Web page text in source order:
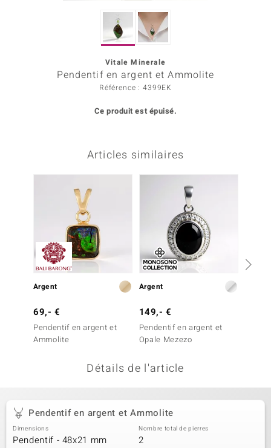
Collection
Vitale Minerale
Pendentif en argent et Ammolite
Référence : 4399EK
Ce produit est épuisé.
Articles similaires
Argent
69,- €
Pendentif en argent et
Ammolite
Argent
149,- €
Pendentif en argent et
Opale Mezezo
Détails de l'article
Pendentif en argent et Ammolite
Dimensions
Pendentif - 48x21 mm
Nombre total de pierres
2